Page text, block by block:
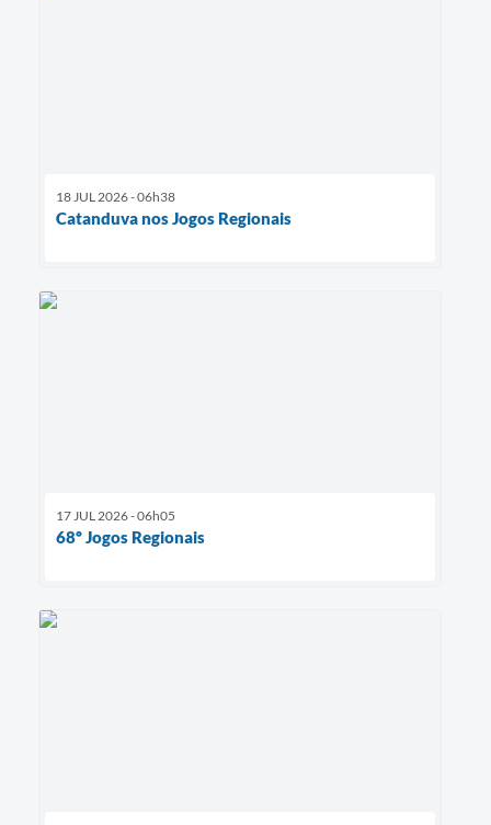
18 JUL 2026 - 06h38
Catanduva nos Jogos Regionais
17 JUL 2026 - 06h05
68º Jogos Regionais